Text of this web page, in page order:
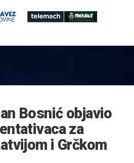
Bosnić objavio
za
i Grčkom